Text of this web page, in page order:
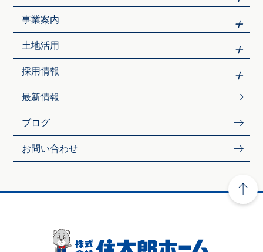
事業案内
土地活用
採用情報
最新情報
ブログ
お問い合わせ